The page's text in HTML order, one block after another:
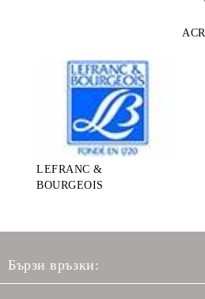
LEFRANC &
BOURGEOIS
Бързи връзки: